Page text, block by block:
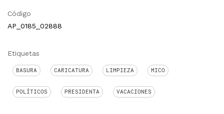
Código
AP_0185_02888
Etiquetas
BASURA CARICATURA LIMPIEZA MICO
POLÍTICOS PRESIDENTA VACACIONES